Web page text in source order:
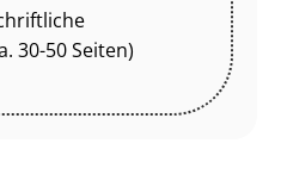
30-50 Seiten)